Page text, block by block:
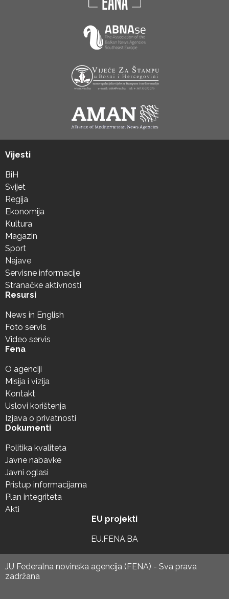
Vijesti
BiH
Svijet
Regija
Ekonomija
Kultura
Magazin
Sport
Najave
Servisne informacije
Stranačke aktivnosti
Resursi
News in English
Foto servis
Video servis
Fena
O agenciji
Misija i vizija
Kontakt
Uslovi korištenja
Izjava o privatnosti
Dokumenti
Politika kvaliteta
Javne nabavke
Javni oglasi
Pristup informacijama
Plan integriteta
Akti
EU projekti
EU.FENA.BA
JU Federalna novinska agencija (FENA) - Sva prava
zadržana